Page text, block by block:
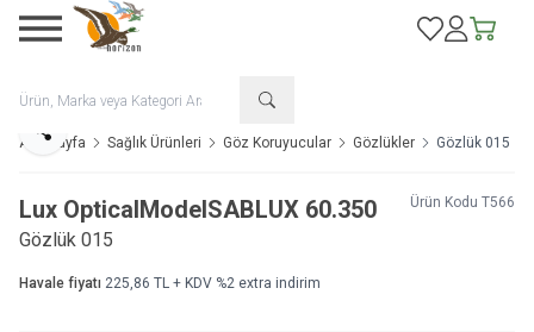
Favorilerim
Hesabım
Sepetim
Ana Sayfa Sağlık Ürünleri Göz Koruyucular Gözlükler Gözlük 015
Paylaş
Lux OpticalModelSABLUX 60.350
Gözlük 015
Ürün Kodu T566
Havale fiyatı 225,86 TL + KDV %2 extra indirim